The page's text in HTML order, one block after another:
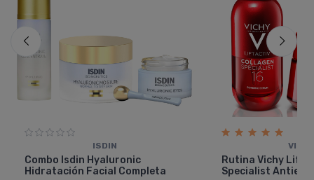
ISDIN
Combo Isdin Hyaluronic
Hidratación Facial Completa
VICHY
Rutina Vichy
Specialist